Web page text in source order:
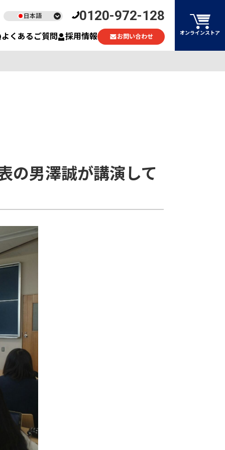
よくあるご質問 採用情報 お問い合わせ
0120-972-128
日本語
ไทย
オンラインストア
の男澤誠が講演して